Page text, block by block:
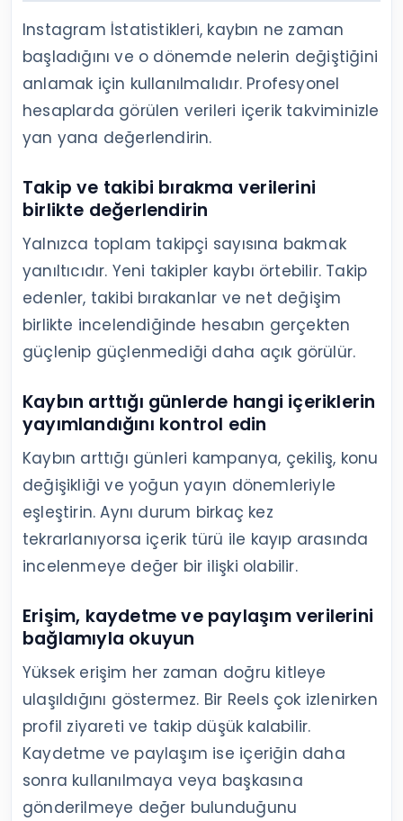
Ani içerik ve paylaşım sıklığı
değişikliklerinden kaçının
Yeni bir seri veya formatı bütün yayın
planına bir anda yaymayın. Önce sınırlı
sayıda deneyin, takipçi değişimini ve gelen
yorumları inceleyin. İşe yarayan değişikliği
zamanla plana ekleyin.
Takipçi kaybını Instagram
İstatistikleri ile inceleyin
Instagram İstatistikleri, kaybın ne zaman
anlamak için kullanılmalıdır. Profesyonel
hesaplarda görülen verileri içerik takviminizle
yan yana değerlendirin.
Takip ve takibi bırakma verilerini
birlikte değerlendirin
Yalnızca toplam takipçi sayısına bakmak
edenler, takibi bırakanlar ve net değişim
birlikte incelendiğinde hesabın gerçekten
güçlenip güçlenmediği daha açık görülür.
Kaybın arttığı günlerde hangi içeriklerin
yayımlandığını kontrol edin
Kaybın arttığı günleri kampanya, çekiliş, konu
değişikliği ve yoğun yayın dönemleriyle